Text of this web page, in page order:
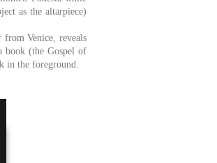
as the altarpiece)
Venice, reveals
book (the Gospel of
in the foreground.